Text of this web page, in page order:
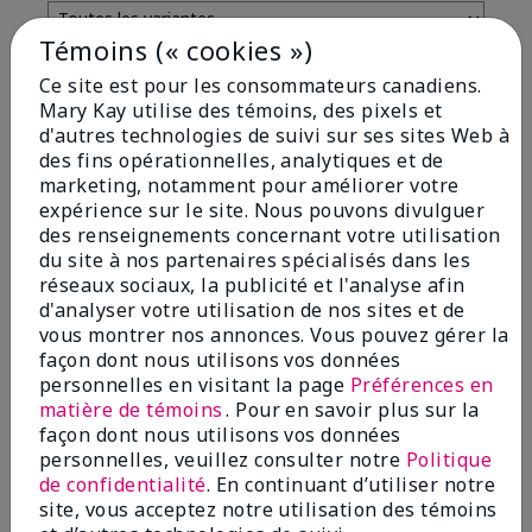
Commenté par 3 clients
5
Great eyebrow enhancer.
Soumisil y a 11 mois
Par Di Ma
deHalifax
Acheteur Vérifié
Evaluer à
marykay.ca/en-ca
Commentaires pour Mary Kay® Volumizing Brow
Tint
This product does a great job of covering up some
the grey hairs in my eyebrows while looking very
natural.
Témoins (« cookies »)
Ce site est pour les consommateurs canadiens.
Mary Kay utilise des témoins, des pixels et
d'autres technologies de suivi sur ses sites Web à
des fins opérationnelles, analytiques et de
marketing, notamment pour améliorer votre
expérience sur le site. Nous pouvons divulguer
des renseignements concernant votre utilisation
du site à nos partenaires spécialisés dans les
réseaux sociaux, la publicité et l'analyse afin
d'analyser votre utilisation de nos sites et de
vous montrer nos annonces. Vous pouvez gérer la
façon dont nous utilisons vos données
personnelles en visitant la page Préférences en
matière de témoins. Pour en savoir plus sur la
façon dont nous utilisons vos données
personnelles, veuillez consulter notre Politique
de confidentialité. En continuant d’utiliser notre
site, vous acceptez notre utilisation des témoins